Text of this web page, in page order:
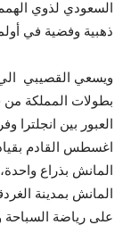
ذهبية وفضية في
ويسعي القصيبي
بطولات المملكة من
العبور بين انجلترا
اغسطس القادم
المانش بذراع
المانش بمدينة
على رياضة السباحة